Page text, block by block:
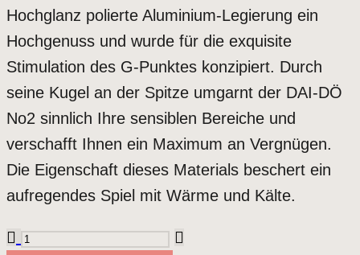
Hochglanz polierte Aluminium-Legierung ein
Hochgenuss und wurde für die exquisite
Stimulation des G-Punktes konzipiert. Durch
seine Kugel an der Spitze umgarnt der DAI-DÖ
No2 sinnlich Ihre sensiblen Bereiche und
verschafft Ihnen ein Maximum an Vergnügen.
Die Eigenschaft dieses Materials beschert ein
aufregendes Spiel mit Wärme und Kälte.
big